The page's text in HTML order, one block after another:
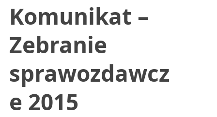
Komunikat –
Zebranie
sprawozdawcz
e 2015